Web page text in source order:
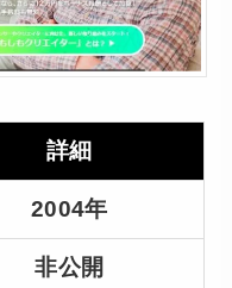
詳細
2004年
非公開